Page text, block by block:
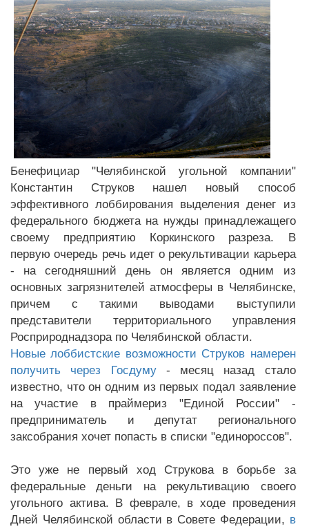
Бенефициар "Челябинской угольной компании"
Константин Струков нашел новый способ
эффективного лоббирования выделения денег из
федерального бюджета на нужды принадлежащего
своему предприятию Коркинского разреза. В
первую очередь речь идет о рекультивации карьера
- на сегодняшний день он является одним из
основных загрязнителей атмосферы в Челябинске,
причем с такими выводами выступили
представители территориального управления
Росприроднадзора по Челябинской области.
Новые лоббистские возможности Струков намерен
получить через Госдуму- месяц назад стало
известно, что он одним из первых подал заявление
на участие в праймериз "Единой России" -
предприниматель и депутат регионального
заксобрания хочет попасть в списки "единороссов".
Это уже не первый ход Струкова в борьбе за
федеральные деньги на рекультивацию своего
угольного актива. В феврале, в ходе проведения
Дней Челябинской области в Совете Федерации, в